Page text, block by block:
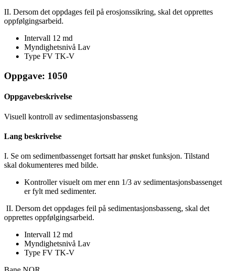
II. Dersom det oppdages feil på erosjonssikring, skal det opprettes
oppfølgingsarbeid.
Intervall 12 md
Myndighetsnivå Lav
Type FV TK-V
Oppgave: 1050
Oppgavebeskrivelse
Visuell kontroll av sedimentasjonsbasseng
Lang beskrivelse
I. Se om sedimentbassenget fortsatt har ønsket funksjon. Tilstand
skal dokumenteres med bilde.
Kontroller visuelt om mer enn 1/3 av sedimentasjonsbassenget
er fylt med sedimenter.
II. Dersom det oppdages feil på sedimentasjonsbasseng, skal det
opprettes oppfølgingsarbeid.
Intervall 12 md
Myndighetsnivå Lav
Type FV TK-V